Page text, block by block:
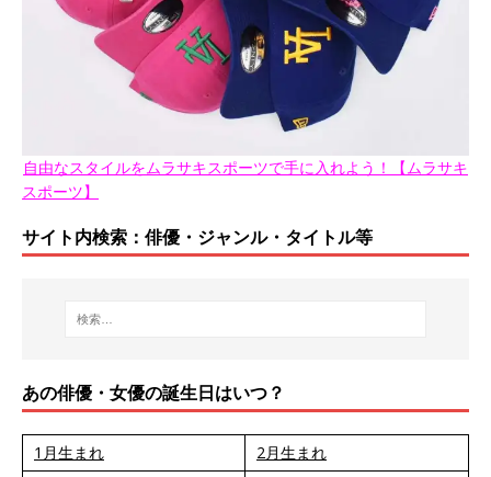
自由なスタイルをムラサキスポーツで手に入れよう！【ムラサキ
スポーツ】
サイト内検索：俳優・ジャンル・タイトル等
あの俳優・女優の誕生日はいつ？
1月生まれ
2月生まれ